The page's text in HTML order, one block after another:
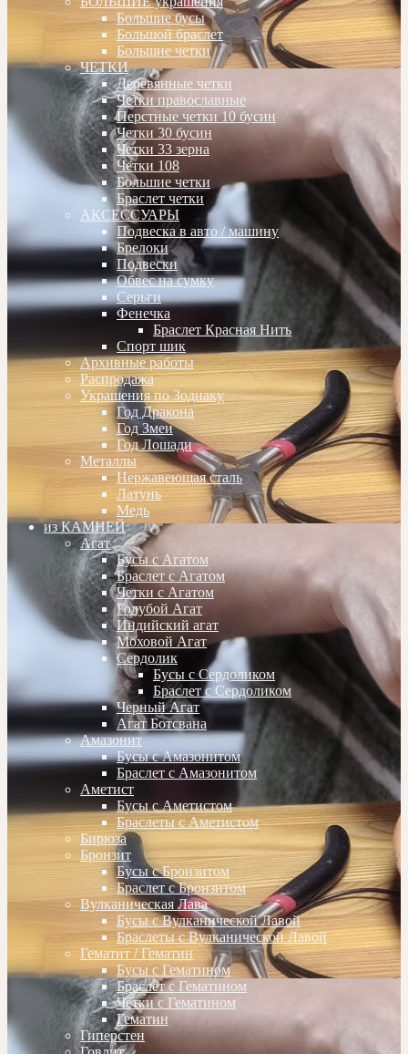
Большие бусы
Большой браслет
Большие четки
ЧЕТКИ
Деревянные четки
Четки православные
Перстные четки 10 бусин
Четки 30 бусин
Четки 33 зерна
Четки 108
Большие четки
Браслет четки
АКСЕССУАРЫ
Подвеска в авто / машину
Брелоки
Подвески
Обвес на сумку
Серьги
Фенечка
Браслет Красная Нить
Спорт шик
Архивные работы
Распродажа
Украшения по Зодиаку
Год Дракона
Год Змеи
Год Лошади
Металлы
Нержавеющая сталь
Латунь
Медь
из КАМНЕЙ
Агат
Бусы с Агатом
Браслет с Агатом
Четки с Агатом
Голубой Агат
Индийский агат
Моховой Агат
Сердолик
Бусы с Сердоликом
Браслет с Сердоликом
Черный Агат
Агат Ботсвана
Амазонит
Бусы с Амазонитом
Браслет с Амазонитом
Аметист
Бусы с Аметистом
Браслеты с Аметистом
Бирюза
Бронзит
Бусы с Бронзитом
Браслет с Бронзитом
Вулканическая Лава
Бусы с Вулканической Лавой
Браслеты с Вулканической Лавой
Гематит / Гематин
Бусы с Гематином
Браслет с Гематином
Четки с Гематином
Гематин
Гиперстен